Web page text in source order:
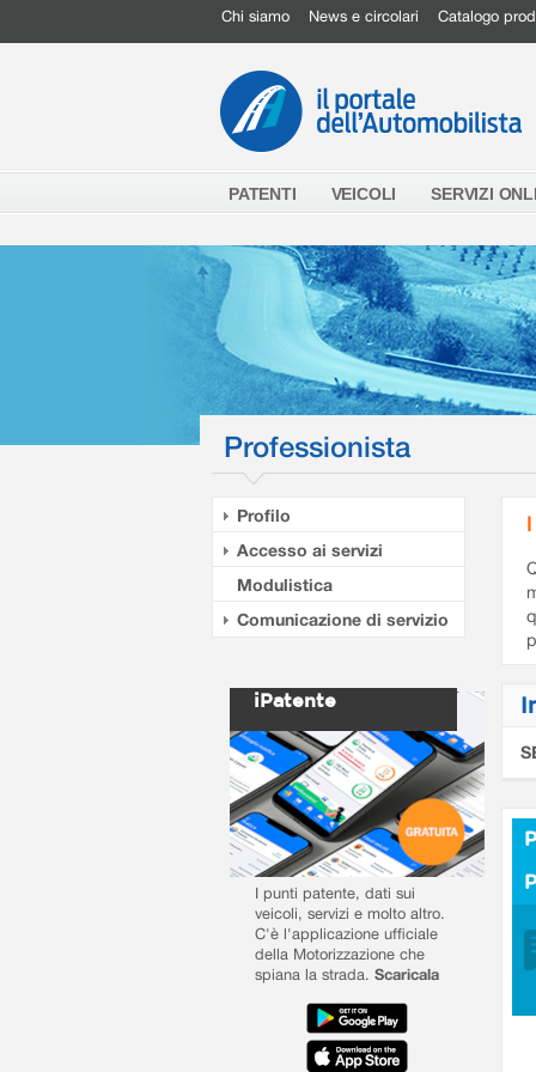
Chi siamo News e circolari Catalogo
PATENTI VEICOLI SERVIZI
Professionista
Profilo
Accesso ai servizi
Modulistica
Comunicazione di servizio
iPatente
I punti patente, dati sui
veicoli, servizi e molto altro.
C'è l'applicazione ufficiale
della Motorizzazione che
spiana la strada. Scaricala